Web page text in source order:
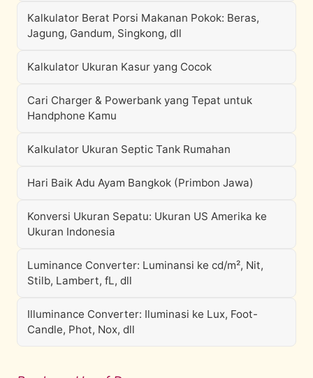
Kalkulator Berat Porsi Makanan Pokok: Beras,
Jagung, Gandum, Singkong, dll
Kalkulator Ukuran Kasur yang Cocok
Cari Charger & Powerbank yang Tepat untuk
Handphone Kamu
Kalkulator Ukuran Septic Tank Rumahan
Hari Baik Adu Ayam Bangkok (Primbon Jawa)
Konversi Ukuran Sepatu: Ukuran US Amerika ke
Ukuran Indonesia
Luminance Converter: Luminansi ke cd/m², Nit,
Stilb, Lambert, fL, dll
Illuminance Converter: Iluminasi ke Lux, Foot-
Candle, Phot, Nox, dll